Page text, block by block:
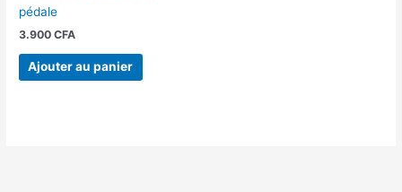
pédale
3.900CFA
Ajouter au panier